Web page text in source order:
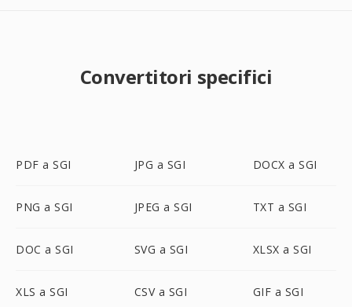
Convertitori specifici
PDF a SGI JPG a SGI DOCX a SGI
PNG a SGI JPEG a SGI TXT a SGI
DOC a SGI SVG a SGI XLSX a SGI
XLS a SGI CSV a SGI GIF a SGI